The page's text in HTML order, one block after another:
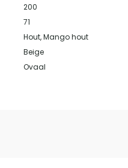
200
71
Hout, Mango hout
Beige
Ovaal